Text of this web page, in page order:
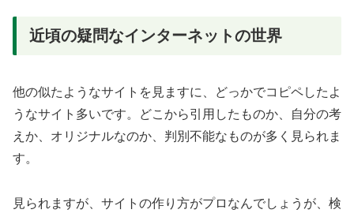
近頃の疑問なインターネットの世界
他の似たようなサイトを見ますに、どっかでコピペしたよ
うなサイト多いです。どこから引用したものか、自分の考
えか、オリジナルなのか、判別不能なものが多く見られま
す。
見られますが、サイトの作り方がプロなんでしょうが、検